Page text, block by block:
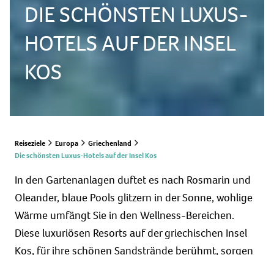
DIE SCHÖNSTEN LUXUS-
HOTELS AUF DER INSEL
KOS
Reiseziele Europa
Griechenland
Die schönsten Luxus-Hotels auf der Insel Kos
In den Gartenanlagen duftet es nach Rosmarin und
Oleander, blaue Pools glitzern in der Sonne, wohlige
Wärme umfängt Sie in den Wellness-Bereichen.
Diese luxuriösen Resorts auf der griechischen Insel
Kos, für ihre schönen Sandstrände berühmt, sorgen